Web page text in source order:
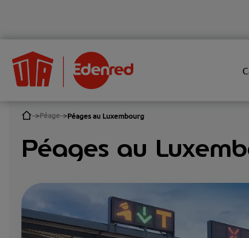
Péage Péages au Luxembourg
Péages au